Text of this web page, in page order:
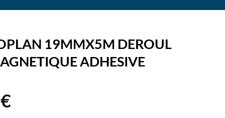
19MMX5M DEROUL
ADHESIVE
€